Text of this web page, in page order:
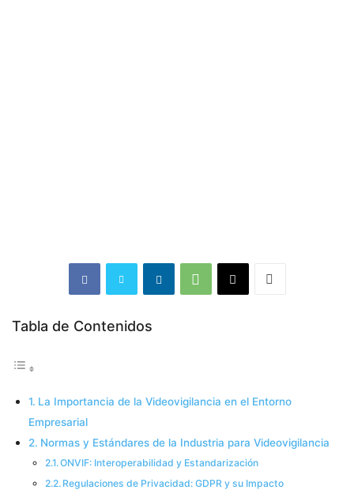
Tabla de Contenidos
La Importancia de la Videovigilancia en el Entorno
Empresarial
Normas y Estándares de la Industria para Videovigilancia
ONVIF: Interoperabilidad y Estandarización
Regulaciones de Privacidad: GDPR y su Impacto